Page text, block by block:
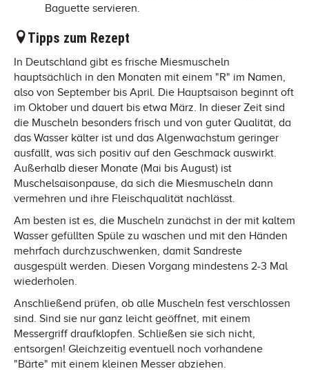
Baguette servieren.
Tipps zum Rezept
In Deutschland gibt es frische Miesmuscheln
hauptsächlich in den Monaten mit einem "R" im Namen,
also von September bis April. Die Hauptsaison beginnt oft
im Oktober und dauert bis etwa März. In dieser Zeit sind
die Muscheln besonders frisch und von guter Qualität, da
das Wasser kälter ist und das Algenwachstum geringer
ausfällt, was sich positiv auf den Geschmack auswirkt.
Außerhalb dieser Monate (Mai bis August) ist
Muschelsaisonpause, da sich die Miesmuscheln dann
vermehren und ihre Fleischqualität nachlässt.
Am besten ist es, die Muscheln zunächst in der mit kaltem
Wasser gefüllten Spüle zu waschen und mit den Händen
mehrfach durchzuschwenken, damit Sandreste
ausgespült werden. Diesen Vorgang mindestens 2-3 Mal
wiederholen.
Anschließend prüfen, ob alle Muscheln fest verschlossen
sind. Sind sie nur ganz leicht geöffnet, mit einem
Messergriff draufklopfen. Schließen sie sich nicht,
entsorgen! Gleichzeitig eventuell noch vorhandene
"Bärte" mit einem kleinen Messer abziehen.